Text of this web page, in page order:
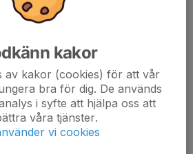
med trimmer bakom din bil om 4
lärkevallen imorgon och kan ta med
kakor
av kakor (cookies) för att vår
bra för dig. De används
i syfte att hjälpa oss att
våra tjänster.
vi cookies